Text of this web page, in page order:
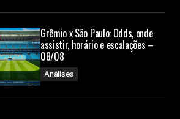
Grêmio x São Paulo: Odds, onde
assistir, horário e escalações –
08/08
Análises